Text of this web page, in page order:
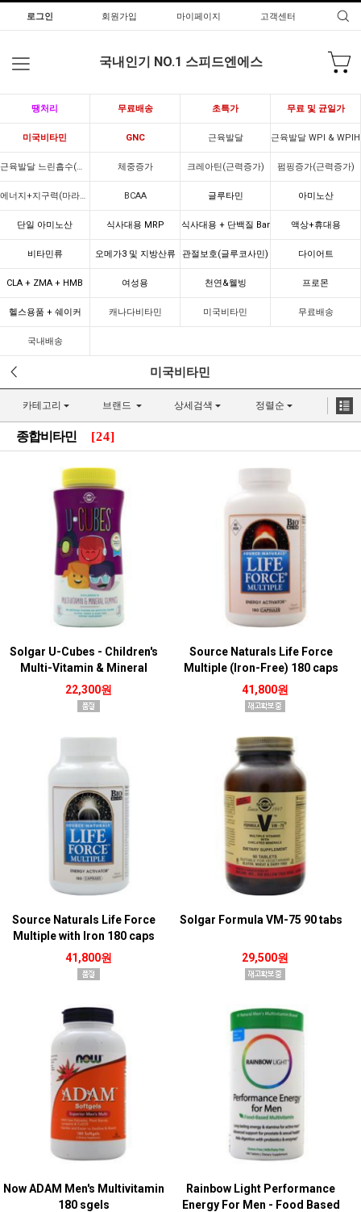
로그인 회원가입 마이페이지 고객센터
국내인기 NO.1 스피드엔에스
땡처리 무료배송 초특가 무료 및 균일가
미국비타민 GNC 근육발달 근육발달 WPI & WPIH
근육발달 느린흡수(카제인) 체중증가 크레아틴(근력증가) 펌핑증가(근력증가)
에너지+지구력(마라톤) BCAA 글루타민 아미노산
단일 아미노산 식사대용 MRP 식사대용 + 단백질 Bar 액상+휴대용
비타민류 오메가3 및 지방산류 관절보호(글루코사민) 다이어트
CLA + ZMA + HMB 여성용 천연&웰빙 프로몬
헬스용품 + 쉐이커 캐나다비타민 미국비타민 무료배송
국내배송
미국비타민
카테고리 브랜드 상세검색 정렬순
종합비타민 [24]
Solgar U-Cubes - Children's
Multi-Vitamin & Mineral
Gummies Grape, Orange &
Cherry 120 gummy
22,300원
Source Naturals Life Force
Multiple (Iron-Free) 180 caps
41,800원
Source Naturals Life Force
Multiple with Iron 180 caps
41,800원
Solgar Formula VM-75 90 tabs
29,500원
Now ADAM Men's Multivitamin
180 sgels
Rainbow Light Performance
Energy For Men - Food Based